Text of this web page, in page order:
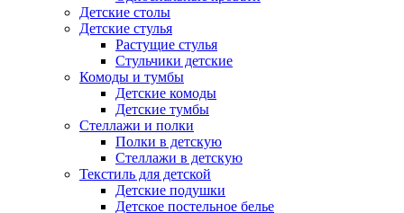
Детские столы
Детские стулья
Растущие стулья
Стульчики детские
Комоды и тумбы
Детские комоды
Детские тумбы
Стеллажи и полки
Полки в детскую
Стеллажи в детскую
Текстиль для детской
Детские подушки
Детское постельное белье